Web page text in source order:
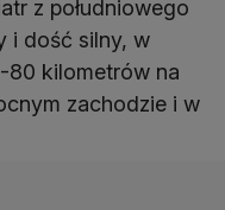
z południowego
i dość silny, w
kilometrów na
zachodzie i w